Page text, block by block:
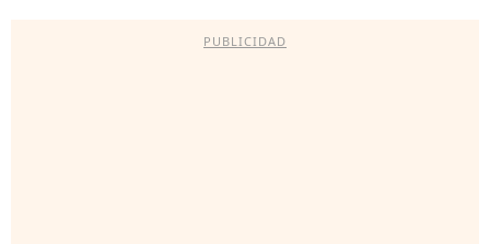
PUBLICIDAD